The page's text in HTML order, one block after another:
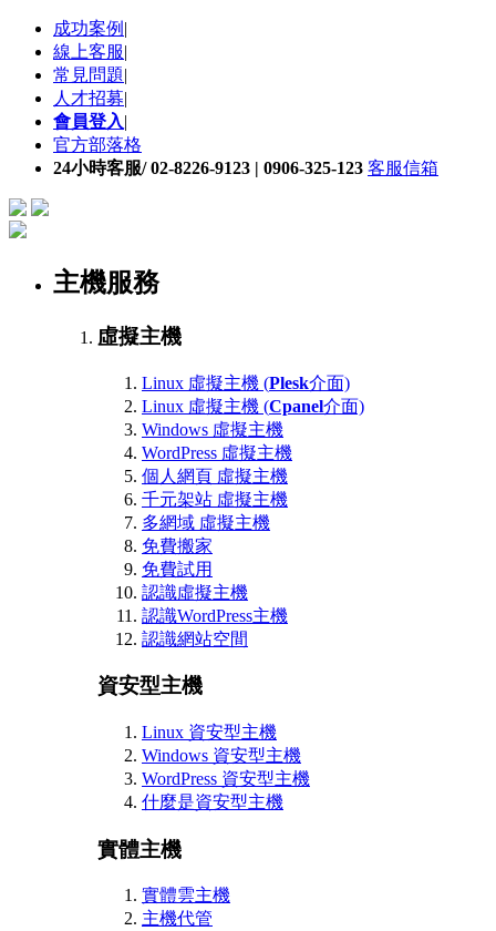
成功案例 |
線上客服|
常見問題|
人才招募|
會員登入|
官方部落格
24小時客服/ 02-8226-9123 | 0906-325-123 客服信箱
主機服務
虛擬主機
Linux 虛擬主機 (Plesk介面)
Linux 虛擬主機 (Cpanel介面)
Windows 虛擬主機
WordPress 虛擬主機
個人網頁 虛擬主機
千元架站 虛擬主機
多網域 虛擬主機
免費搬家
免費試用
認識虛擬主機
認識WordPress主機
認識網站空間
資安型主機
Linux 資安型主機
Windows 資安型主機
WordPress 資安型主機
什麼是資安型主機
實體主機
實體雲主機
主機代管